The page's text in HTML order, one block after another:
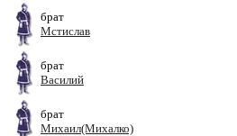
брат
Мстислав
брат
Василий
брат
Михаил(Михалко)